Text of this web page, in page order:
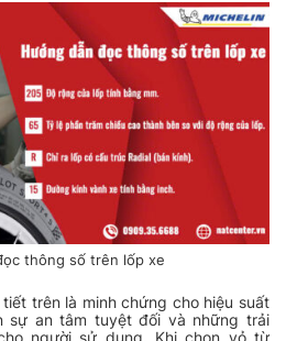
thông số trên lốp xe
trên là minh chứng cho hiệu suất
sự an tâm tuyệt đối và những trải
người sử dụng. Khi chọn vỏ từ